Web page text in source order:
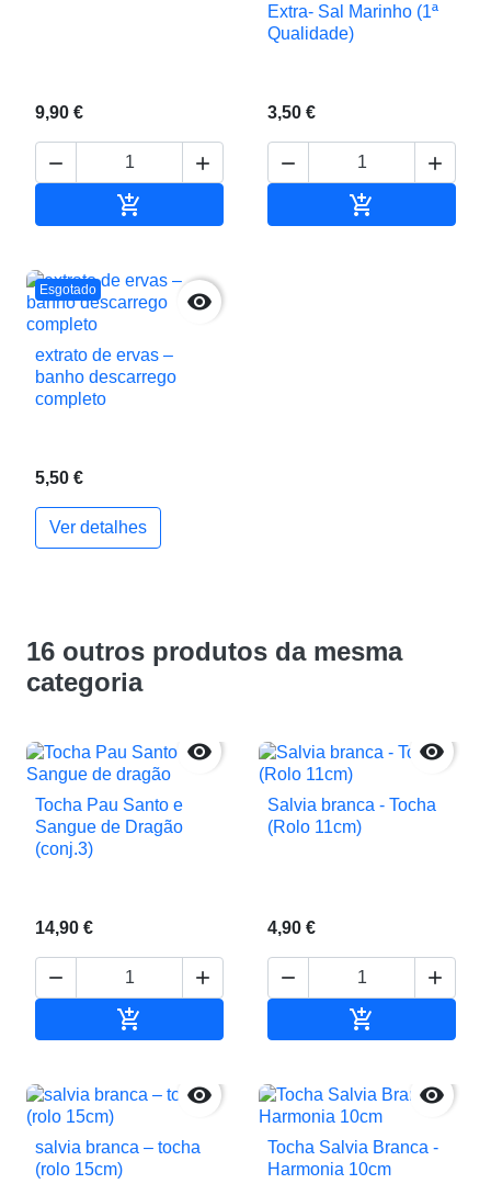
9,90 €
 

Extra- Sal Marinho (1ª
Qualidade)
3,50 €
 

Esgotado 
extrato de ervas –
banho descarrego
completo
5,50 €
Ver detalhes
16 outros produtos da mesma
categoria

Tocha Pau Santo e
Sangue de Dragão
(conj.3)
14,90 €
 


Salvia branca - Tocha
(Rolo 11cm)
4,90 €
 


salvia branca – tocha
(rolo 15cm)

Tocha Salvia Branca -
Harmonia 10cm